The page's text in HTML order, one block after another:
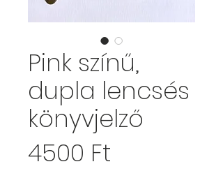
Pink színű,
dupla lencsés
könyvjelző
4500 Ft